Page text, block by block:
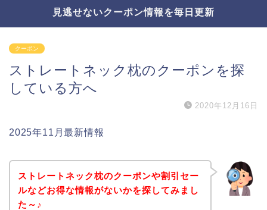
見逃せないクーポン情報を毎日更新
クーポン
ストレートネック枕のクーポンを探
している方へ
2020年12月16日
2025年11月最新情報
ストレートネック枕のクーポンや割引セー
ルなどお得な情報がないかを探してみまし
た～♪